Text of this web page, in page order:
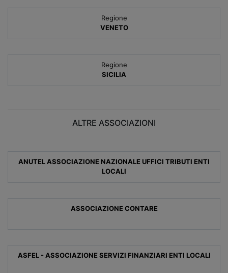
Regione
VENETO
Regione
SICILIA
ALTRE ASSOCIAZIONI
ANUTEL ASSOCIAZIONE NAZIONALE UFFICI TRIBUTI ENTI
LOCALI
ASSOCIAZIONE CONTARE
ASFEL - ASSOCIAZIONE SERVIZI FINANZIARI ENTI LOCALI